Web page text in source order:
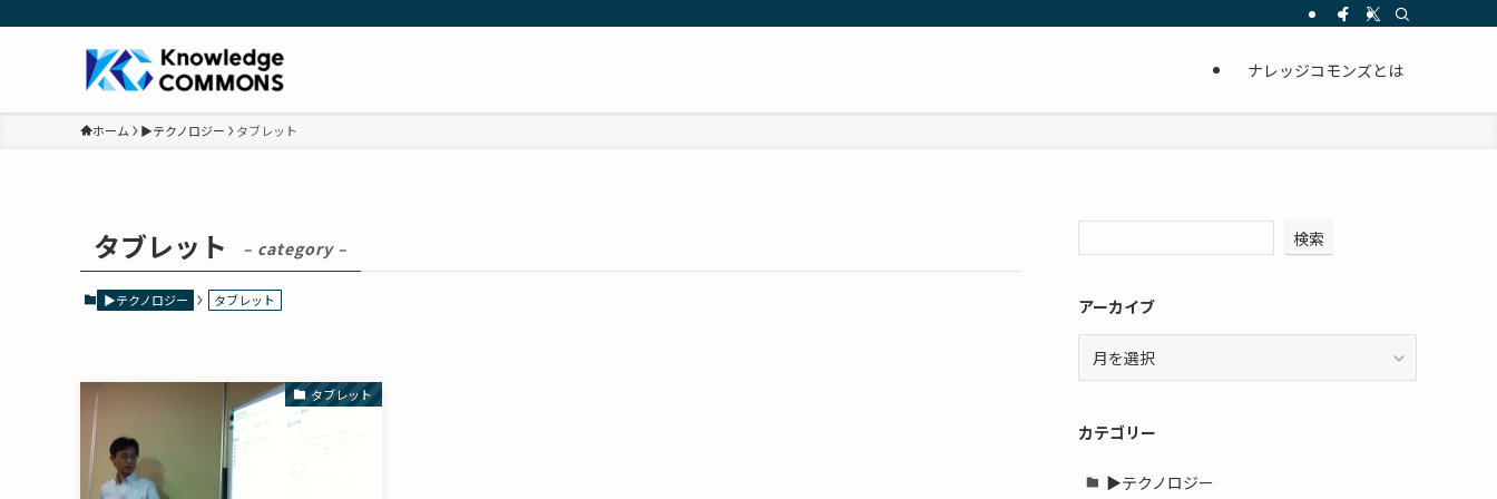
ナレッジコモンズとは
ホーム ▶テクノロジー タブレット
タブレット – category –
▶テクノロジー タブレット
タブレット
検索
アーカイブ
ブ
カテゴリー
▶テクノロジー